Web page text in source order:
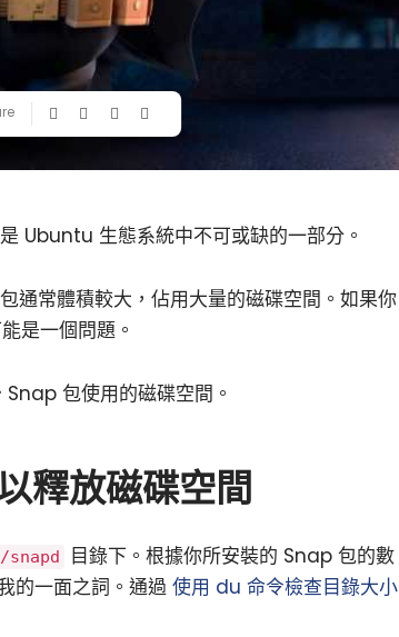
Ubuntu 生態系統中不可或缺的一部分。
包通常體積較大，佔用大量的磁碟空間。如果你
是一個問題。
包使用的磁碟空間。
釋放磁碟空間
目錄下。根據你所安裝的 Snap 包的數
的一面之詞。通過 使用 du 命令檢查目錄大小